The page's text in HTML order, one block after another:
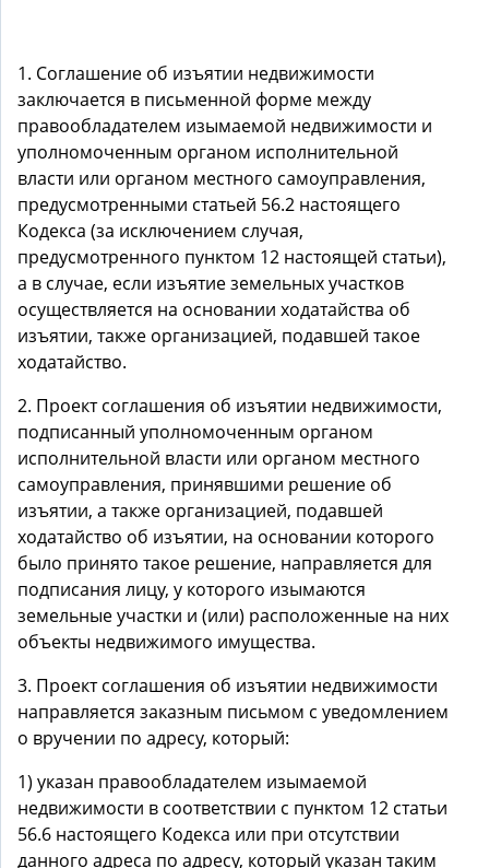
1. Соглашение об изъятии недвижимости
заключается в письменной форме между
правообладателем изымаемой недвижимости и
уполномоченным органом исполнительной
власти или органом местного самоуправления,
предусмотренными статьей 56.2 настоящего
Кодекса (за исключением случая,
предусмотренного пунктом 12 настоящей статьи),
а в случае, если изъятие земельных участков
осуществляется на основании ходатайства об
изъятии, также организацией, подавшей такое
ходатайство.
2. Проект соглашения об изъятии недвижимости,
подписанный уполномоченным органом
исполнительной власти или органом местного
самоуправления, принявшими решение об
изъятии, а также организацией, подавшей
ходатайство об изъятии, на основании которого
было принято такое решение, направляется для
подписания лицу, у которого изымаются
земельные участки и (или) расположенные на них
объекты недвижимого имущества.
3. Проект соглашения об изъятии недвижимости
направляется заказным письмом с уведомлением
о вручении по адресу, который:
1) указан правообладателем изымаемой
недвижимости в соответствии с пунктом 12 статьи
56.6 настоящего Кодекса или при отсутствии
данного адреса по адресу, который указан таким